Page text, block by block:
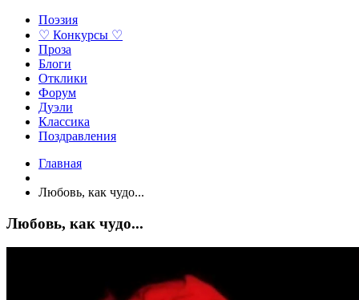
Поэзия
♡ Конкурсы ♡
Проза
Блоги
Отклики
Форум
Дуэли
Классика
Поздравления
Главная
Любовь, как чудо...
Любовь, как чудо...